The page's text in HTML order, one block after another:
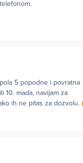
5 popodne i povratna
10. mada, navijam za
ih ne pitas za dozvolu.